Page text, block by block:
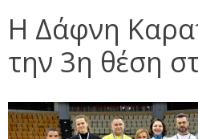
Η Δάφνη
την 3η θέση